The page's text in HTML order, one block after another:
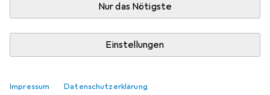
Nur das Nötigste
Einstellungen
Impressum Datenschutzerklärung
In den Warenkorb
Kostenloser Versand ab 30,– i